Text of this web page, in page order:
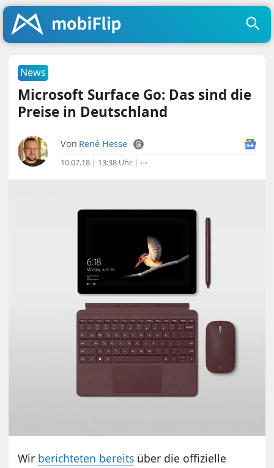
News
Microsoft Surface Go: Das sind die
Preise in Deutschland
Von René Hesse
10.07.18 | 13:38 Uhr | ⋯
Wir berichteten bereits über die offizielle